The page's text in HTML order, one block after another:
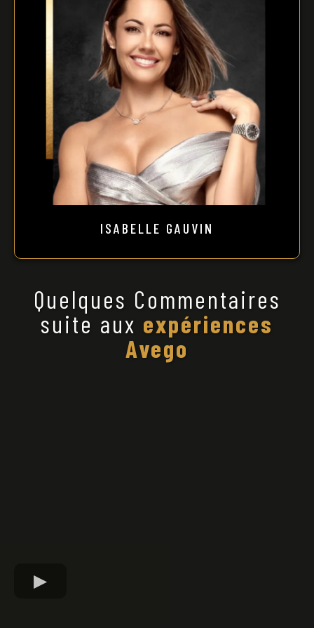
ISABELLE GAUVIN
Quelques Commentaires
suite aux expériences
Avego